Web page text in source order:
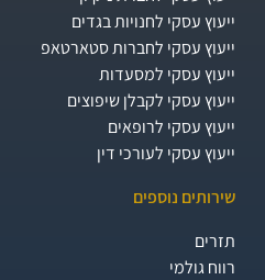
ייעוץ עסקי לחנויות בגדים
ייעוץ עסקי לחברות סטארטאפ
ייעוץ עסקי למסעדות
ייעוץ עסקי לקבלן שיפוצים
ייעוץ עסקי לרופאים
ייעוץ עסקי לעורכי דין
שירותים נוספים
תזרים
רווח גולמי